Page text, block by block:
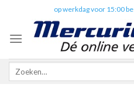
content
op werkdag voor 15:00
Zoeken